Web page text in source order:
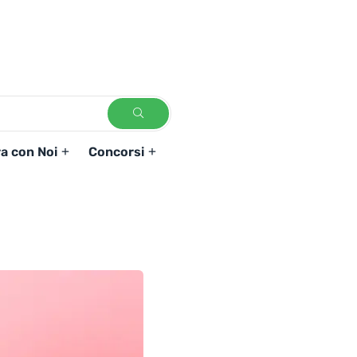
con Noi Concorsi